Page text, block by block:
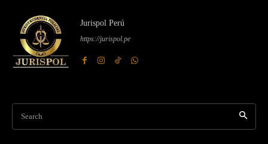
Jurispol Perú
https://jurispol.pe
Search